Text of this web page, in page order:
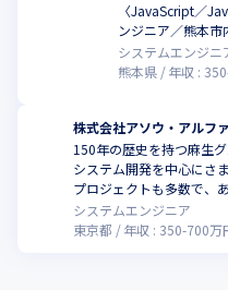
〈JavaScript／
ンジニア／熊本市
システムエンジニ
熊本県
年収 : 350
株式会社アソウ・アルファ
150年の歴史を持つ麻生
システム開発を中心にさ
プロジェクトも多数で、
システムエンジニア
東京都
年収 : 350-700万